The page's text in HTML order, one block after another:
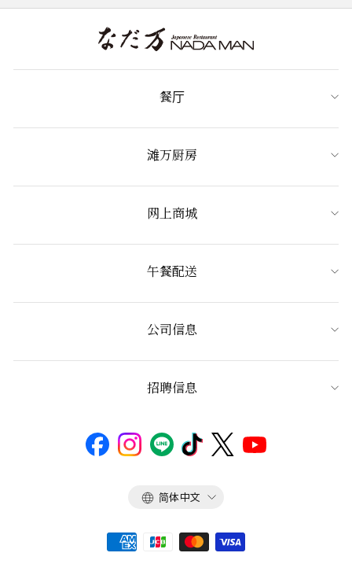
餐厅
滩万厨房
网上商城
午餐配送
公司信息
招聘信息
语
简体中文